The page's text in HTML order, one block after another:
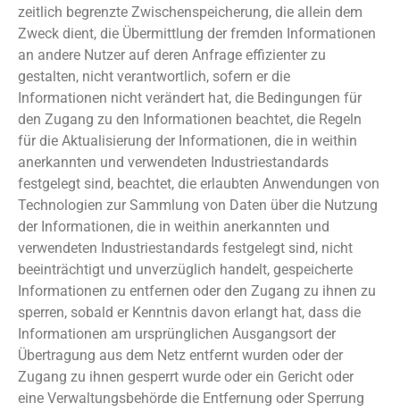
zeitlich begrenzte Zwischenspeicherung, die allein dem
Zweck dient, die Übermittlung der fremden Informationen
an andere Nutzer auf deren Anfrage effizienter zu
gestalten, nicht verantwortlich, sofern er die
Informationen nicht verändert hat, die Bedingungen für
den Zugang zu den Informationen beachtet, die Regeln
für die Aktualisierung der Informationen, die in weithin
anerkannten und verwendeten Industriestandards
festgelegt sind, beachtet, die erlaubten Anwendungen von
Technologien zur Sammlung von Daten über die Nutzung
der Informationen, die in weithin anerkannten und
verwendeten Industriestandards festgelegt sind, nicht
beeinträchtigt und unverzüglich handelt, gespeicherte
Informationen zu entfernen oder den Zugang zu ihnen zu
sperren, sobald er Kenntnis davon erlangt hat, dass die
Informationen am ursprünglichen Ausgangsort der
Übertragung aus dem Netz entfernt wurden oder der
Zugang zu ihnen gesperrt wurde oder ein Gericht oder
eine Verwaltungsbehörde die Entfernung oder Sperrung